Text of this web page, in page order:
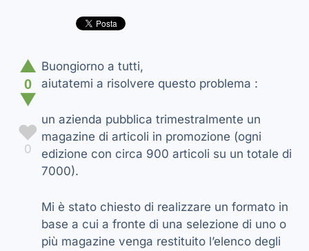
▲
0
▼
♥
0
Buongiorno a tutti,
aiutatemi a risolvere questo problema :
un azienda pubblica trimestralmente un
magazine di articoli in promozione (ogni
edizione con circa 900 articoli su un totale di
7000).
Mi è stato chiesto di realizzare un formato in
base a cui a fronte di una selezione di uno o
più magazine venga restituito l’elenco degli